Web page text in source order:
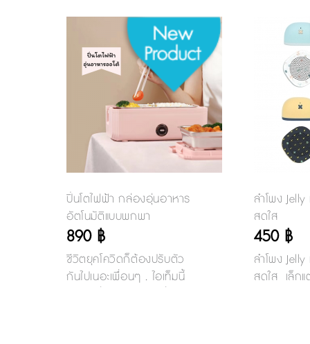
ปิ่นโตไฟฟ้า กล่องอุ่นอาหาร
อัตโนมัติแบบพกพา
890 ฿
ชีวิตยุคโควิดก็ต้องปรับตัว
กันไปเนอะเพื่อนๆ . ไอเท็มนี้
ลำโพง
สดใส
450 ฿
ลำโพง
สดใส เล็กแ